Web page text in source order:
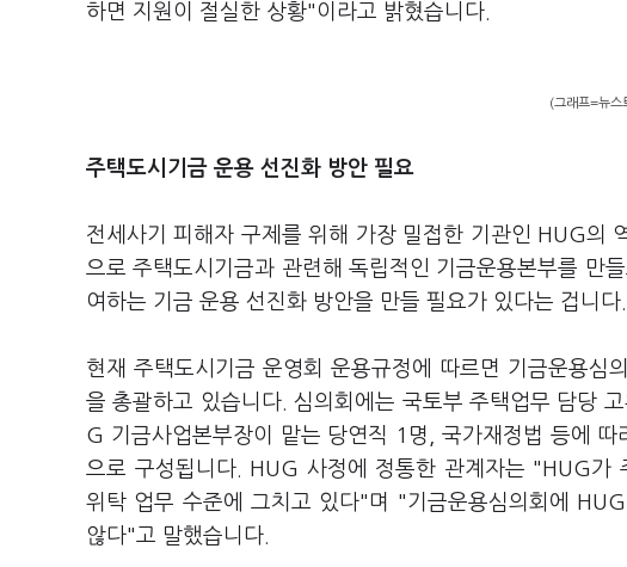
하면 지원이 절실한 상황"이라고 밝혔습니다.
(그래프=뉴스
주택도시기금 운용 선진화 방안 필요
전세사기 피해자 구제를 위해 가장 밀접한 기관인 HUG의
으로 주택도시기금과 관련해 독립적인 기금운용본부를 만
여하는 기금 운용 선진화 방안을 만들 필요가 있다는 겁니다.
현재 주택도시기금 운영회 운용규정에 따르면 기금운용심
을 총괄하고 있습니다. 심의회에는 국토부 주택업무 담당
G 기금사업본부장이 맡는 당연직 1명, 국가재정법 등에
으로 구성됩니다. HUG 사정에 정통한 관계자는 "HUG가
위탁 업무 수준에 그치고 있다"며 "기금운용심의회에
않다"고 말했습니다.